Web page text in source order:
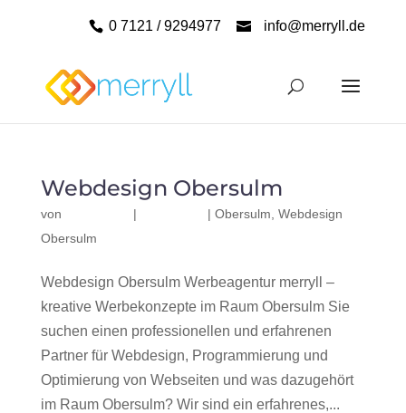
0 7121 / 9294977 info@merryll.de
Webdesign Obersulm
von | | Obersulm Webdesign
Obersulm
Webdesign Obersulm Werbeagentur merryll –
kreative Werbekonzepte im Raum Obersulm Sie
suchen einen professionellen und erfahrenen
Partner für Webdesign, Programmierung und
Optimierung von Webseiten und was dazugehört
im Raum Obersulm? Wir sind ein erfahrenes,...